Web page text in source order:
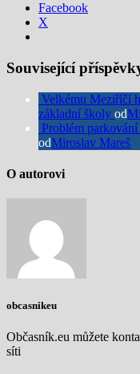
Facebook
X
Související
Velkému Meziříčí
základní školy od
Problém
odMiroslav Mareš
O autorovi
obcasnikeu
Občasník.eu můžete
síti